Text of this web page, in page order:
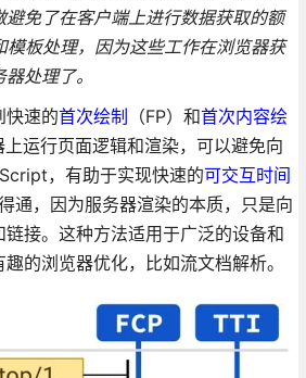
免了在客户端上进行数据获取的额
板处理，因为这些工作在浏览器获
处理了。
快速的首次绘制 （FP）和首次内容绘
上运行页面逻辑和渲染，可以避免向
，有助于实现快速的可交互时间
通，因为服务器渲染的本质，只是向
接。这种方法适用于广泛的设备和
的浏览器优化，比如流文档解析。